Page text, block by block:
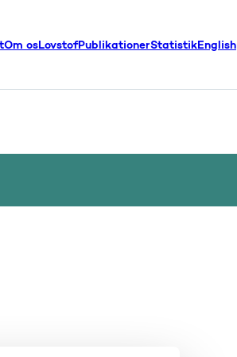
Om osLovstofPublikationerStatistikEnglish
- Flere links